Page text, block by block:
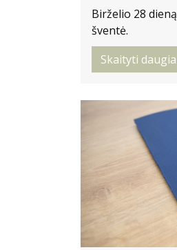
Birželio 28
šventė.
Skaityti